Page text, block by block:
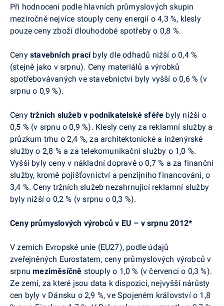
Při hodnocení podle hlavních průmyslových skupin
meziročně nejvíce stouply ceny energií o 4,3 %, klesly
pouze ceny zboží dlouhodobé spotřeby o 0,8 %.
Ceny stavebních pracíbyly dle odhadů nižší o 0,4 %
(stejně jako v srpnu). Ceny materiálů a výrobků
spotřebovávaných ve stavebnictví byly vyšší o 0,6 % (v
srpnu o 0,9 %).
Ceny tržních služeb v podnikatelské sféře byly nižší o
0,5 % (v srpnu o 0,9 %). Klesly ceny za reklamní služby a
průzkum trhu o 2,4 %, za architektonické a inženýrské
služby o 2,8 % a za telekomunikační služby o 1,0 %.
Vyšší byly ceny v nákladní dopravě o 0,7 % a za finanční
služby, kromě pojišťovnictví a penzijního financování, o
3,4 %. Ceny tržních služeb nezahrnující reklamní služby
byly nižší o 0,2 % (v srpnu o 0,3 %).
Ceny průmyslových výrobců v EU – v srpnu 2012*
V zemích Evropské unie (EU27), podle údajů
zveřejněných Eurostatem, ceny průmyslových výrobců v
srpnumeziměsíčně stouply o 1,0 % (v červenci o 0,3 %).
Ze zemí, za které jsou data k dispozici, nejvyšší nárůsty
cen byly v Dánsku o 2,9 %, ve Spojeném království o 1,8